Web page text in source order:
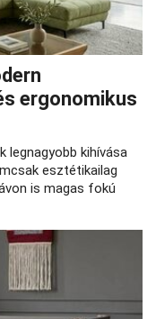
ergonomikus
legnagyobb kihívása
esztétikailag
is magas fokú